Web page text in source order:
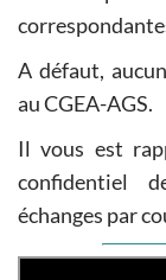
A défaut,
au CGEA-AGS.
Il vous est
confidentiel
échanges par